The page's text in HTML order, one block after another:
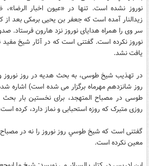
نوروز نشده است. تنها در «عيون اخبار
زيدالنار آمده است که جعفر بن يحيى برمکى بعد
سر وى را همراه هداياى نوروز نزد هارون فرستاد.
نوروز نکرده است. گفتنى است که در آثار شيخ مفيد
يافت نشد.
در تهذيب شيخ طوسى، به بحث هديه در روز نوروز
روز شانزد‏هم مهرماه برگزار مى‏ شده است) اشاره
طوسى در مصباح المتهجد، براى نخستين بار بحث
روزى متبرک که روزه استحبابى و نماز دارد، کرده
گفتنى است که شيخ طوسي روز نوروز را نه در
معين نکرده است.